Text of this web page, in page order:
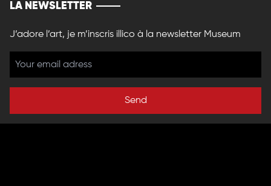
LA NEWSLETTER
J’adore l’art, je m’inscris illico à la newsletter Museum
Send